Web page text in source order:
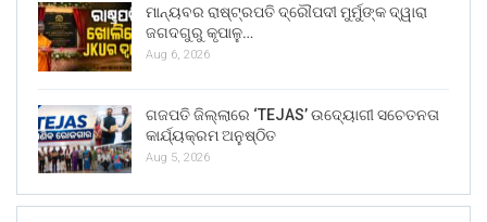
ମାନ୍ୟବର ରାଷ୍ଟ୍ରପତି ଦ୍ରୌପଦୀ ମୁର୍ମୁଙ୍କ ଦ୍ୱାରା
ଜଗଦଗୁରୁ କୃପାଳୁ…
Aug 6, 2026
ଗଜପତି ଜିଲ୍ଲାରେ ‘TEJAS’ ଉଦ୍ୟୋଗୀ ସଚେତନତା
କାର୍ଯ୍ୟକ୍ରମ ଅନୁଷ୍ଠିତ
Aug 5, 2026